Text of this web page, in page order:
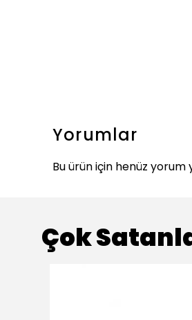
Yorumlar
Bu ürün için henüz yorum
Çok